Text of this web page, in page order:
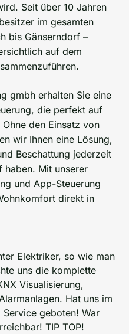
Seit über 10 Jahren
im gesamten
bis Gänserndorf –
auf dem
gmbh erhalten Sie eine
die perfekt auf
den Einsatz von
wir Ihnen eine Lösung,
Beschattung jederzeit
haben. Mit unserer
und App-Steuerung
direkt in
Elektriker, so wie man
uns die komplette
Visualisierung,
Hat uns im
geboten! War
TIP TOP!